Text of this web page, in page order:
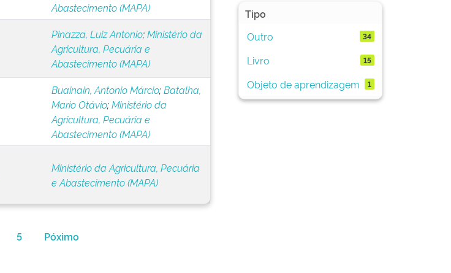
Abastecimento (MAPA)
Pinazza, Luiz Antonio;Ministério da
Agricultura, Pecuária e
Abastecimento (MAPA)
Buainain, Antonio Márcio;Batalha,
Mario Otávio;Ministério da
Agricultura, Pecuária e
Abastecimento (MAPA)
Ministério da Agricultura, Pecuária
e Abastecimento (MAPA)
5 Póximo
Tipo
Outro
34
Livro 15
Objeto de aprendizagem 1